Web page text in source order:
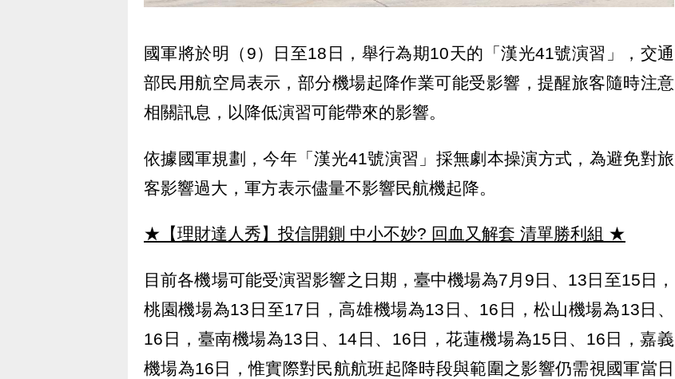
國軍將於明（9）日至18日，舉行為期10天的「漢光41號演習」，交通
部民用航空局表示，部分機場起降作業可能受影響，提醒旅客隨時注意
相關訊息，以降低演習可能帶來的影響。
依據國軍規劃，今年「漢光41號演習」採無劇本操演方式，為避免對旅
客影響過大，軍方表示儘量不影響民航機起降。
★【理財達人秀】投信開鍘 中小不妙? 回血又解套 清單勝利組 ★
目前各機場可能受演習影響之日期，臺中機場為7月9日、13日至15日，
桃園機場為13日至17日，高雄機場為13日、16日，松山機場為13日、
16日，臺南機場為13日、14日、16日，花蓮機場為15日、16日，嘉義
機場為16日，惟實際對民航航班起降時段與範圍之影響仍需視國軍當日